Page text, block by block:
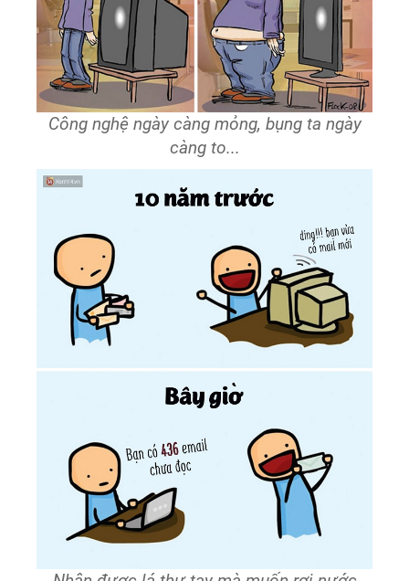
Công nghệ ngày càng mỏng, bụng ta ngày
càng to...